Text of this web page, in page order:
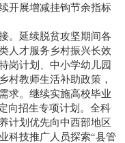
开展增减挂钩节余指标
延续脱贫攻坚期间各
人才服务乡村振兴长效
岗计划、中小学幼儿园
村教师生活补助政策，
求。继续实施高校毕业
向招生专项计划。全科
计划优先向中西部地区
科技推广人员探索“县管